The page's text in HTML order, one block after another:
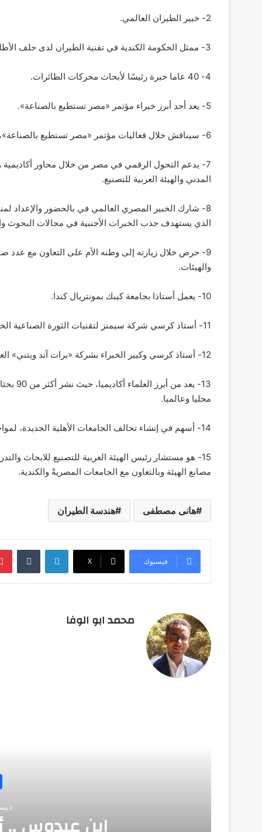
2- خبير الطيران العالمي.
3- ممثل الحكومة الكندية في تقنية الطيران لدى حلف الأطلسي.
4- 40 عاما خبرة رئيسًا لأبحاث محركات الطائرات.
5- يعد أحد أبرز خبراء مؤتمر «مصر تستطيع بالصناعة».
6- سيناقش خلال فعاليات مؤتمر «مصر تستطيع بالصناعة»، محور إنشاء تحالف مصري لربط الجانب الأكاديمي بالصناعة.
7- يدعم التحول الرقمي في مصر من خلال محاور أكاديمية
المدني والهيئة العربية للتصنيع.
8- شارك الخبير المصري العالمي في بالحضور والإعداد
الذي يستهدف جذب الخبرات الأجنبية في مجالات البحوث
9- حرص خلال زيارته إلى وطنه الأم على التعاون مع عدد
والهيئات.
10- يعمل أستاذا بجامعة كيبك بمونتريال كندا.
11- أستاذ كرسي شركة سيمنز لتقنيات الثورة الصناعية الخامسة.
12- أستاذ كرسي وكبير الخبراء بشركة «برات آند ويتني» العالمية لتقنيات محركات الطائرات.
محليا وعالميا.
14- أسهم في إنشاء تحالف الجامعات الأهلية الجديدة، لمواجهة تحديات الثورة الصناعية الخامسة.
15- هو مستشار رئيس الهيئة العربية للتصنيع للابحاث
مصانع الهيئة وبالتعاون مع الجامعات المصريةً والكندية.
هانى مصطفى هندسة الطيران
فيسبوك ‫X
لينكدإن
محمد ابو الوفا
ديسمبر